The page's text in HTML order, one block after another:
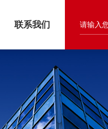
联系我们